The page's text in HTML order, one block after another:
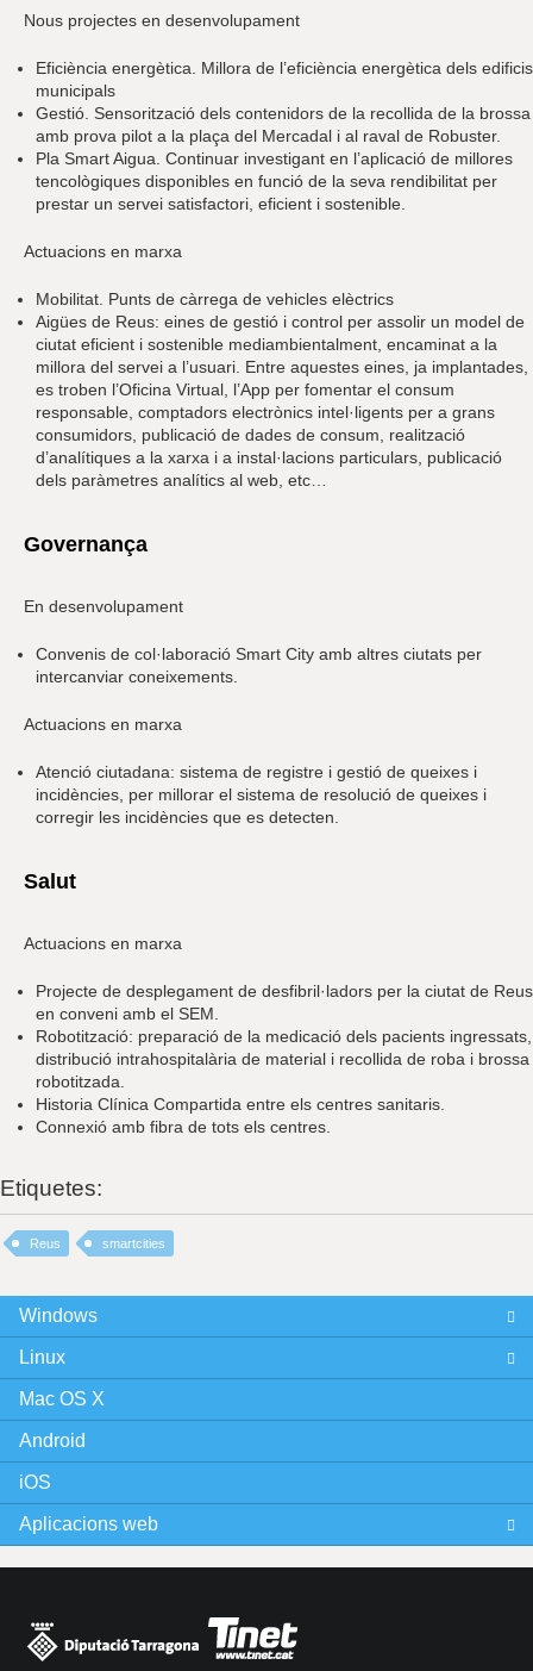
Nous projectes en desenvolupament
Eficiència energètica. Millora de l’eficiència energètica dels edificis
municipals
Gestió. Sensorització dels contenidors de la recollida de la brossa
amb prova pilot a la plaça del Mercadal i al raval de Robuster.
Pla Smart Aigua. Continuar investigant en l’aplicació de millores
tencològiques disponibles en funció de la seva rendibilitat per
prestar un servei satisfactori, eficient i sostenible.
Actuacions en marxa
Mobilitat. Punts de càrrega de vehicles elèctrics
Aigües de Reus: eines de gestió i control per assolir un model de
ciutat eficient i sostenible mediambientalment, encaminat a la
millora del servei a l’usuari. Entre aquestes eines, ja implantades,
es troben l’Oficina Virtual, l’App per fomentar el consum
responsable, comptadors electrònics intel·ligents per a grans
consumidors, publicació de dades de consum, realització
d’analítiques a la xarxa i a instal·lacions particulars, publicació
dels paràmetres analítics al web, etc…
Governança
En desenvolupament
Convenis de col·laboració Smart City amb altres ciutats per
intercanviar coneixements.
Actuacions en marxa
Atenció ciutadana: sistema de registre i gestió de queixes i
incidències, per millorar el sistema de resolució de queixes i
corregir les incidències que es detecten.
Salut
Actuacions en marxa
Projecte de desplegament de desfibril·ladors per la ciutat de Reus
en conveni amb el SEM.
Robotització: preparació de la medicació dels pacients ingressats,
distribució intrahospitalària de material i recollida de roba i brossa
robotitzada.
Historia Clínica Compartida entre els centres sanitaris.
Connexió amb fibra de tots els centres.
Etiquetes:
Reus smartcities
Windows
Linux
Mac OS X
Android
iOS
Aplicacions web